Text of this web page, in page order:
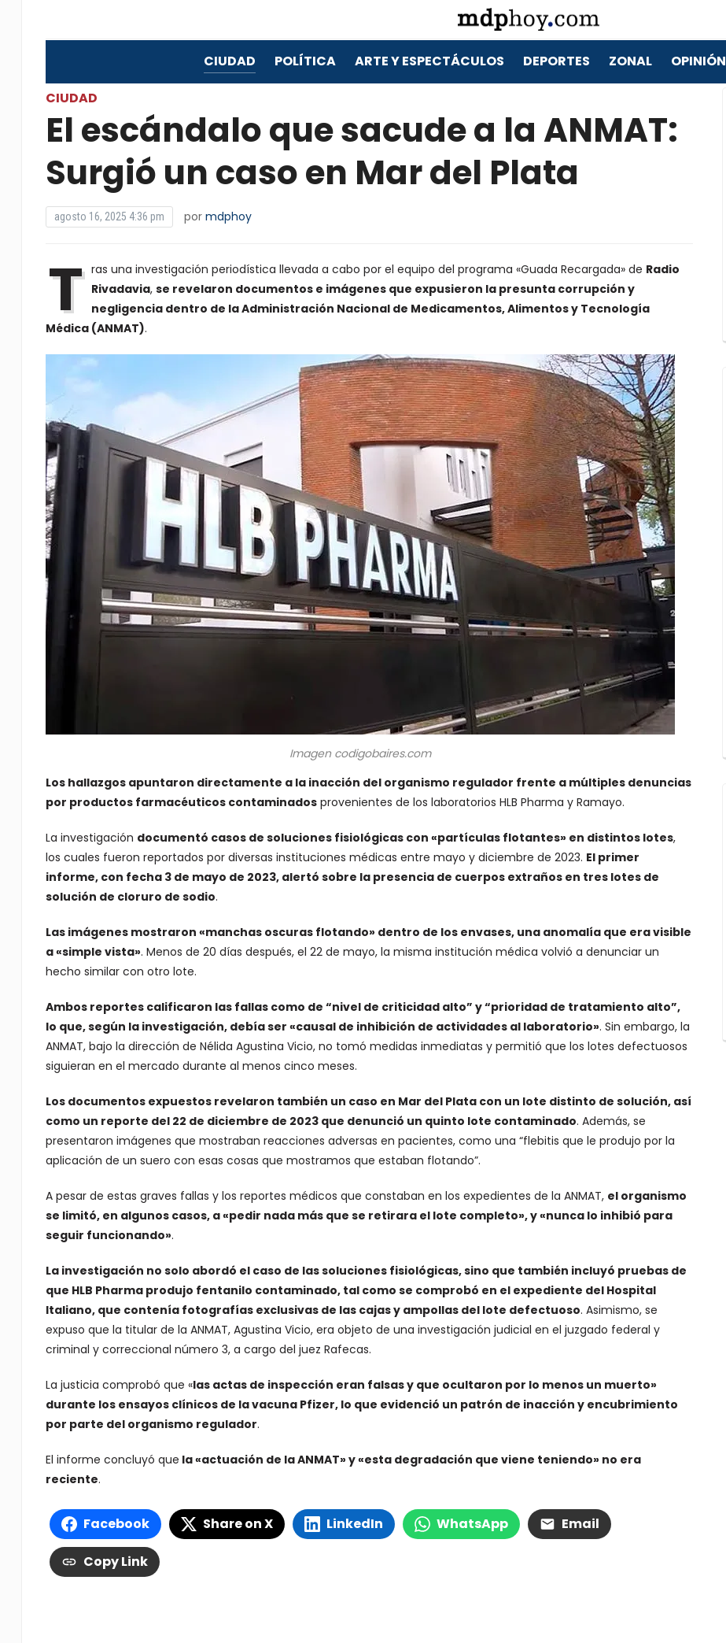
CIUDAD POLÍTICA ARTE Y ESPECTÁCULOS DEPORTES ZONAL OPINIÓN
CIUDAD
El escándalo que sacude a la ANMAT:
Surgió un caso en Mar del Plata
agosto 16, 2025 4:36 pm por mdphoy
T ras una investigación periodística llevada a cabo por el equipo del programa «Guada Recargada» de Radio
Rivadavia, se revelaron documentos e imágenes que expusieron la presunta corrupción y
negligencia dentro de la Administración Nacional de Medicamentos, Alimentos y Tecnología
Médica (ANMAT).
Imagen codigobaires.com
Los hallazgos apuntaron directamente a la inacción del organismo regulador frente a múltiples denuncias
por productos farmacéuticos contaminadosprovenientes de los laboratorios HLB Pharma y Ramayo.
La investigación documentó casos de soluciones fisiológicas con «partículas flotantes» en distintos lotes,
los cuales fueron reportados por diversas instituciones médicas entre mayo y diciembre de 2023. El primer
informe, con fecha 3 de mayo de 2023, alertó sobre la presencia de cuerpos extraños en tres lotes de
solución de cloruro de sodio.
Las imágenes mostraron «manchas oscuras flotando» dentro de los envases, una anomalía que era visible
a «simple vista». Menos de 20 días después, el 22 de mayo, la misma institución médica volvió a denunciar un
hecho similar con otro lote.
Ambos reportes calificaron las fallas como de “nivel de criticidad alto” y “prioridad de tratamiento alto”,
lo que, según la investigación, debía ser «causal de inhibición de actividades al laboratorio». Sin embargo, la
ANMAT, bajo la dirección de Nélida Agustina Vicio, no tomó medidas inmediatas y permitió que los lotes defectuosos
siguieran en el mercado durante al menos cinco meses.
Los documentos expuestos revelaron también un caso en Mar del Plata con un lote distinto de solución, así
como un reporte del 22 de diciembre de 2023 que denunció un quinto lote contaminado. Además, se
presentaron imágenes que mostraban reacciones adversas en pacientes, como una “flebitis que le produjo por la
aplicación de un suero con esas cosas que mostramos que estaban flotando”.
A pesar de estas graves fallas y los reportes médicos que constaban en los expedientes de la ANMAT, el organismo
se limitó, en algunos casos, a «pedir nada más que se retirara el lote completo», y «nunca lo inhibió para
seguir funcionando».
La investigación no solo abordó el caso de las soluciones fisiológicas, sino que también incluyó pruebas de
que HLB Pharma produjo fentanilo contaminado, tal como se comprobó en el expediente del Hospital
Italiano, que contenía fotografías exclusivas de las cajas y ampollas del lote defectuoso. Asimismo, se
expuso que la titular de la ANMAT, Agustina Vicio, era objeto de una investigación judicial en el juzgado federal y
criminal y correccional número 3, a cargo del juez Rafecas.
La justicia comprobó que «las actas de inspección eran falsas y que ocultaron por lo menos un muerto»
durante los ensayos clínicos de la vacuna Pfizer, lo que evidenció un patrón de inacción y encubrimiento
por parte del organismo regulador.
El informe concluyó que la «actuación de la ANMAT» y «esta degradación que viene teniendo» no era
reciente.
Facebook Share on X LinkedIn WhatsApp Email
Copy Link